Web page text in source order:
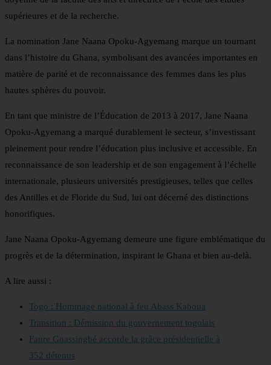
supérieures et de la recherche.
La nomination Jane Naana Opoku-Agyemang marque un tournant
dans l’histoire du Ghana, symbolisant des avancées importantes en
matière de parité et de reconnaissance des femmes dans les plus
hautes sphères du pouvoir.
En tant que ministre de l’Éducation de 2013 à 2017, Jane Naana
Opoku-Agyemang a marqué durablement le secteur, s’investissant
pleinement pour rendre l’éducation plus inclusive et accessible. En
reconnaissance de son leadership et de son engagement à l’échelle
internationale, plusieurs universités prestigieuses, telles que celles
des Antilles et de Floride du Sud, lui ont décerné des distinctions
honorifiques.
Jane Naana Opoku-Agyemang demeure une figure emblématique du
progrès et de la détermination, inspirant le Ghana et bien au-delà.
A lire aussi :
Togo : Hommage national à feu Abass Kaboua
Transition : Démission du gouvernement togolais
Faure Gnassingbé accorde la grâce présidentielle à
352 détenus